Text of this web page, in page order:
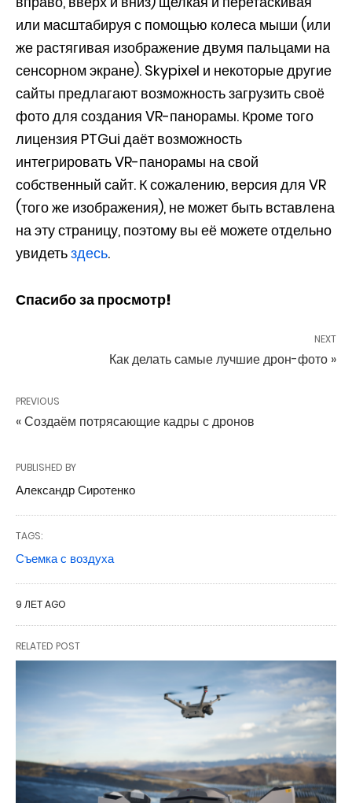
или масштабируя с помощью колеса мыши (или
же растягивая изображение двумя пальцами на
сенсорном экране). Skypixel и некоторые другие
сайты предлагают возможность загрузить своё
фото для создания VR-панорамы. Кроме того
лицензия PTGui даёт возможность
интегрировать VR-панорамы на свой
собственный сайт. К сожалению, версия для VR
(того же изображения), не может быть вставлена
на эту страницу, поэтому вы её можете отдельно
увидетьздесь.
Спасибо за просмотр!
NEXT
Как делать самые лучшие дрон-фото »
PREVIOUS
« Создаём потрясающие кадры с дронов
PUBLISHED BY
Александр Сиротенко
TAGS:
Съемка с воздуха
9 ЛЕТ AGO
RELATED POST